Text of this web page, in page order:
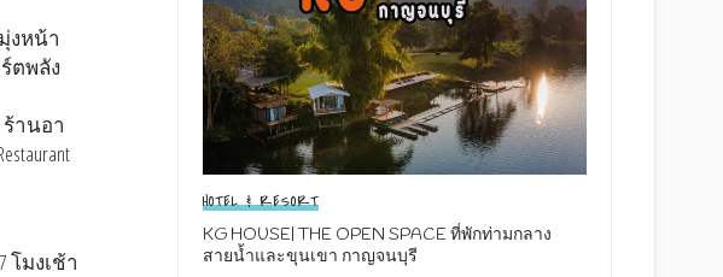
งหน้า
ตพลัง
านอา
มงเช้า
HOTEL & RESORT
KG HOUSE| THE OPEN SPACE ที่พักท่ามกลาง
สายน้ำและขุนเขา กาญจนบุรี